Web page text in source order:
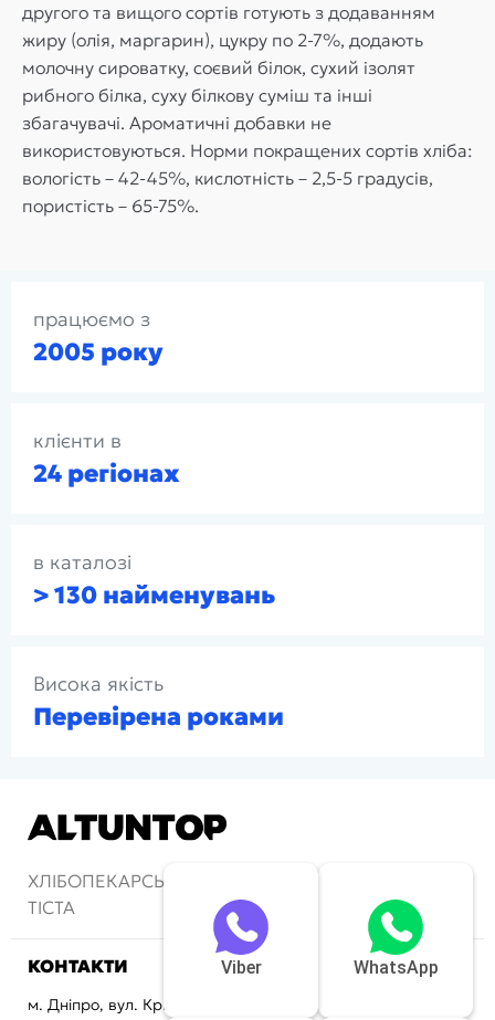
другого та вищого сортів готують з додаванням
жиру (олія, маргарин), цукру по 2-7%, додають
молочну сироватку, соєвий білок, сухий ізолят
рибного білка, суху білкову суміш та інші
збагачувачі. Ароматичні добавки не
використовуються. Норми покращених сортів хліба:
вологість – 42-45%, кислотність – 2,5-5 градусів,
пористість – 65-75%.
працюємо з
2005 року
клієнти в
24 регіонах
в каталозі
> 130 найменувань
Висока якість
Перевірена роками
ХЛІБОПЕКАРСЬКІ ПЕЧІ ТА АПАРАТИ ДЛЯ
ТІСТА
КОНТАКТИ
м. Дніпро, вул. Криворізька, 72
WhatsApp
Viber